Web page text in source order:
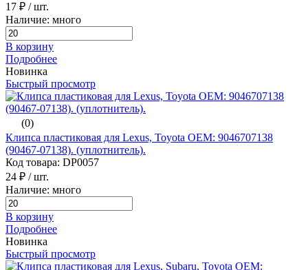
17 ₽ / шт.
Наличие: много
В корзину
Подробнее
Новинка
Быстрый просмотр
(0)
Клипса пластиковая для Lexus, Toyota ОЕМ: 9046707138
(90467-07138). (уплотнитель).
Код товара: DP0057
24 ₽ / шт.
Наличие: много
В корзину
Подробнее
Новинка
Быстрый просмотр